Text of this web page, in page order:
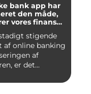
bank app har
den måde,
vores finanser
stigende
af online banking
af
er det...